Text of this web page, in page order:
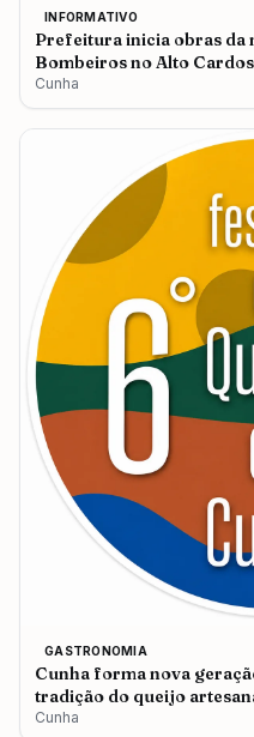
INFORMATIVO
Prefeitura inicia obras da
Bombeiros no Alto
Cunha
GASTRONOMIA
Cunha forma nova
tradição do queijo
Cunha